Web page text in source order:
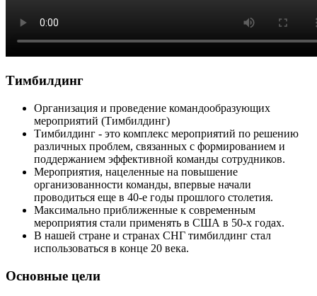
Тимбилдинг
Организация и проведение командообразующих
мероприятий (Тимбилдинг)
Тимбилдинг - это комплекс мероприятий по решению
различных проблем, связанных с формированием и
поддержанием эффективной команды сотрудников.
Мероприятия, нацеленные на повышение
организованности команды, впервые начали
проводиться еще в 40-е годы прошлого столетия.
Максимально приближенные к современным
мероприятия стали применять в США в 50-х годах.
В нашей стране и странах СНГ тимбилдинг стал
использоваться в конце 20 века.
Основные цели